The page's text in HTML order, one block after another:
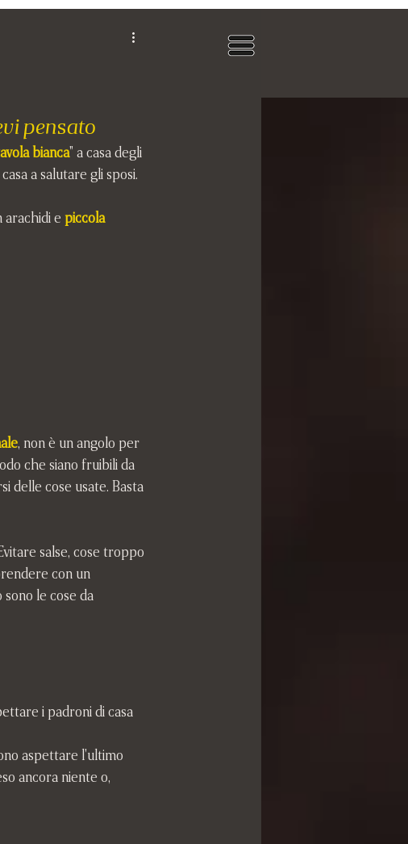
pensato
bianca" a casa degli
a salutare gli sposi.
arachidi e piccola
, non è un angolo per
che siano fruibili da
delle cose usate. Basta
salse, cose troppo
con un
le cose da
i padroni di casa
aspettare l'ultimo
ancora niente o,